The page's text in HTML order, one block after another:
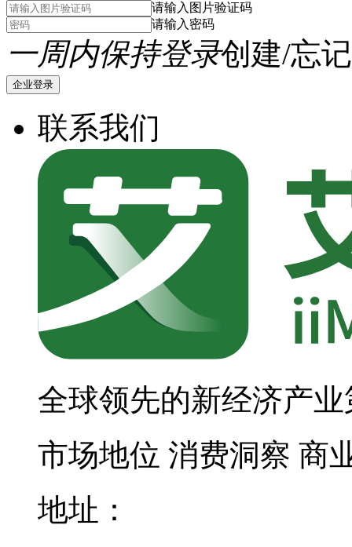
请输入图片验证码
请输入密码
一周内保持登录创建/忘
企业登录
联系我们
全球领先的新经济产
市场地位 消费洞察 商
地址：